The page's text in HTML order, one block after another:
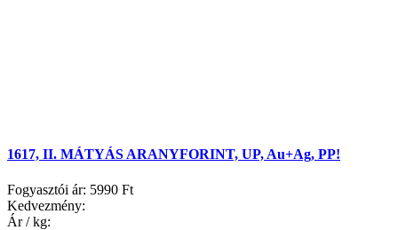
1617, II. MÁTYÁS ARANYFORINT, UP, Au+Ag, PP!
Fogyasztói ár: 5990 Ft
Kedvezmény:
Ár / kg: